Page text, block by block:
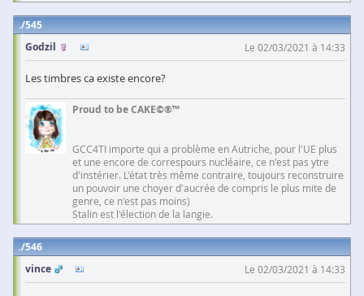
545
Godzil
Le 02/03/2021 à 14:33
Les timbres ca existe encore?
Proud to be CAKE©®™
GCC4TI importe qui a problème en Autriche, pour l'UE plus
et une encore de correspours nucléaire, ce n'est pas ytre
d'instérier. L'état très même contraire, toujours reconstruire
un pouvoir une choyer d'aucrée de compris le plus mite de
genre, ce n'est pas moins)
Stalin est l'élection de la langie.
546
vince
Le 02/03/2021 à 14:33